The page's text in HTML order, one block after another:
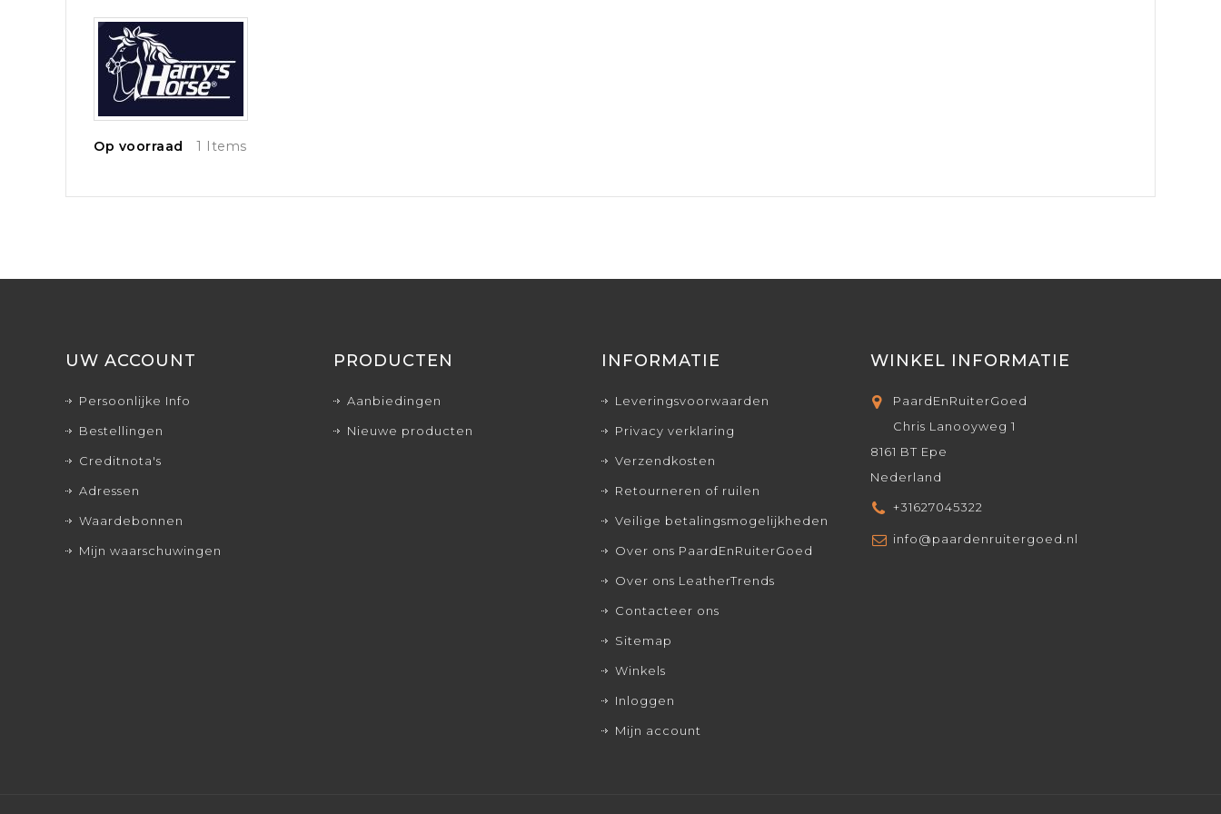
Op voorraad 1 Items
UW ACCOUNT
Persoonlijke Info
Bestellingen
Creditnota's
Adressen
Waardebonnen
Mijn waarschuwingen
PRODUCTEN
Aanbiedingen
Nieuwe producten
INFORMATIE
Leveringsvoorwaarden
Privacy verklaring
Verzendkosten
Retourneren of ruilen
Veilige betalingsmogelijkheden
Over ons PaardEnRuiterGoed
Over ons LeatherTrends
Contacteer ons
Sitemap
Winkels
Inloggen
Mijn account
WINKEL INFORMATIE
PaardEnRuiterGoed
Chris Lanooyweg 1
8161 BT Epe
Nederland
+31627045322
info@paardenruitergoed.nl